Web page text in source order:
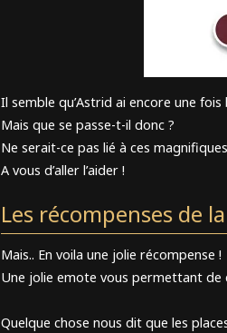
Il semble qu’Astrid ai encore une
Mais que se passe-t-il donc ?
Ne serait-ce pas lié à ces
A vous d’aller l’aider !
Les récompenses de
Mais.. En voila une jolie récompense !
Une jolie emote vous permettant
Quelque chose nous dit que les